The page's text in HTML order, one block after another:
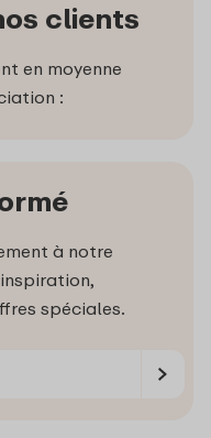
clients
en moyenne
:
à notre
spéciales.